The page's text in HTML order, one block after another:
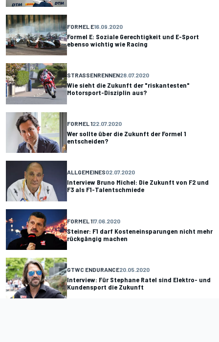
FORMEL E16.09.2020
Formel E: Soziale Gerechtigkeit und E-Sport
ebenso wichtig wie Racing
STRASSENRENNEN 28.07.2020
Wie sieht die Zukunft der "riskantesten"
Motorsport-Disziplin aus?
FORMEL 122.07.2020
Wer sollte über die Zukunft der Formel 1
entscheiden?
ALLGEMEINES02.07.2020
Interview Bruno Michel: Die Zukunft von F2 und
F3 als F1-Talentschmiede
FORMEL 117.06.2020
Steiner: F1 darf Kosteneinsparungen nicht mehr
rückgängig machen
GTWC ENDURANCE20.05.2020
Interview: Für Stephane Ratel sind Elektro- und
Kundensport die Zukunft